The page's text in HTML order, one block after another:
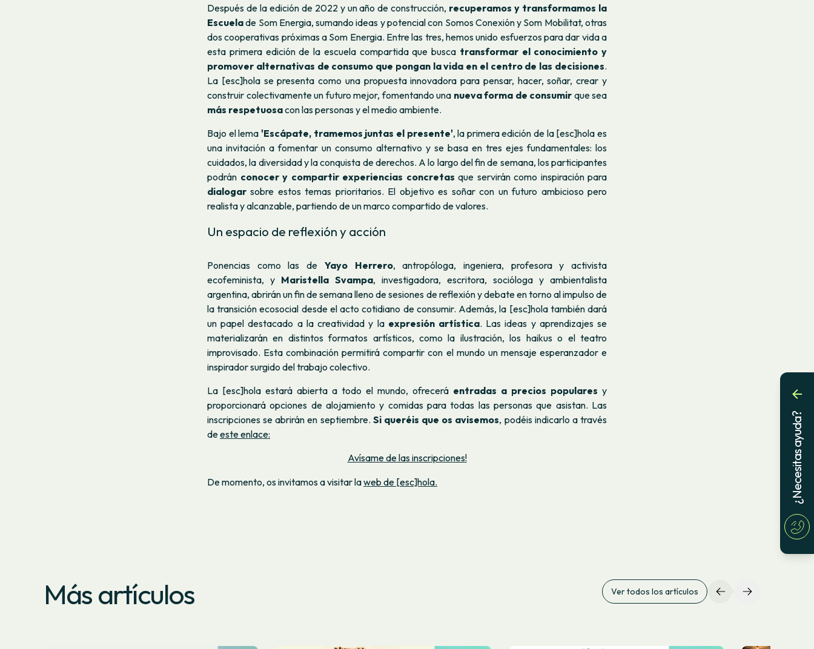
Después de la edición de 2022 y un año de construcción, recuperamos y transformamos la
Escuelade Som Energia, sumando ideas y potencial con Somos Conexión y Som Mobilitat, otras
dos cooperativas próximas a Som Energia. Entre las tres, hemos unido esfuerzos para dar vida a
esta primera edición de la escuela compartida que busca transformar el conocimiento y
promover alternativas de consumo que pongan la vida en el centro de las decisiones.
La [esc]hola se presenta como una propuesta innovadora para pensar, hacer, soñar, crear y
construir colectivamente un futuro mejor, fomentando una nueva forma de consumir que sea
más respetuosacon las personas y el medio ambiente.
Bajo el lema 'Escápate, tramemos juntas el presente', la primera edición de la [esc]hola es
una invitación a fomentar un consumo alternativo y se basa en tres ejes fundamentales: los
cuidados, la diversidad y la conquista de derechos. A lo largo del fin de semana, los participantes
podrán conocer y compartir experiencias concretas que servirán como inspiración para
dialogar sobre estos temas prioritarios. El objetivo es soñar con un futuro ambicioso pero
realista y alcanzable, partiendo de un marco compartido de valores.
Un espacio de reflexión y acción
Ponencias como las de Yayo Herrero, antropóloga, ingeniera, profesora y activista
ecofeminista, y Maristella Svampa, investigadora, escritora, socióloga y ambientalista
argentina, abrirán un fin de semana lleno de sesiones de reflexión y debate en torno al impulso de
la transición ecosocial desde el acto cotidiano de consumir. Además, la [esc]hola también dará
un papel destacado a la creatividad y la expresión artística. Las ideas y aprendizajes se
materializarán en distintos formatos artísticos, como la ilustración, los haikus o el teatro
improvisado. Esta combinación permitirá compartir con el mundo un mensaje esperanzador e
inspirador surgido del trabajo colectivo.
La [esc]hola estará abierta a todo el mundo, ofrecerá entradas a precios populares y
proporcionará opciones de alojamiento y comidas para todas las personas que asistan. Las
inscripciones se abrirán en septiembre. Si queréis que os avisemos, podéis indicarlo a través
deeste enlace:
Avísame de las inscripciones!
De momento, os invitamos a visitar laweb de [esc]hola.
Más artículos Ver todos los artículos
¿Necesitas ayuda?